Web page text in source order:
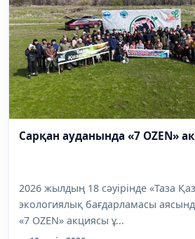
Сарқан ауданында «7 OZEN»
2026 жылдың 18 сәуірінде «Таза
экологиялық бағдарламасы
«7 OZEN» акциясы ұ...